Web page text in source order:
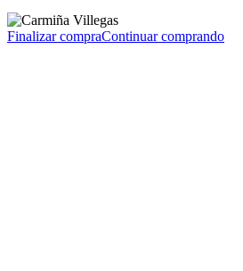
Finalizar compraContinuar comprando